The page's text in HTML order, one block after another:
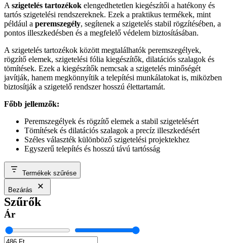
A szigetelés tartozékok elengedhetetlen kiegészítői a hatékony és
tartós szigetelési rendszereknek. Ezek a praktikus termékek, mint
például a peremszegély, segítenek a szigetelés stabil rögzítésében, a
pontos illeszkedésben és a megfelelő védelem biztosításában.
A szigetelés tartozékok között megtalálhatók peremszegélyek,
rögzítő elemek, szigetelési fólia kiegészítők, dilatációs szalagok és
tömítések. Ezek a kiegészítők nemcsak a szigetelés minőségét
javítják, hanem megkönnyítik a telepítési munkálatokat is, miközben
biztosítják a szigetelő rendszer hosszú élettartamát.
Főbb jellemzők:
Peremszegélyek és rögzítő elemek a stabil szigetelésért
Tömítések és dilatációs szalagok a precíz illeszkedésért
Széles választék különböző szigetelési projektekhez
Egyszerű telepítés és hosszú távú tartósság
Termékek szűrése
Bezárás
Szűrők
Ár